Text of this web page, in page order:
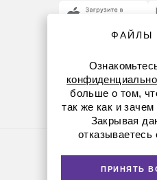
30005918
+7 (912)
Версия
ФАЙЛЫ
больше о том,
так же как и
Закрывая
отказываетесь
ПРИНЯТЬ